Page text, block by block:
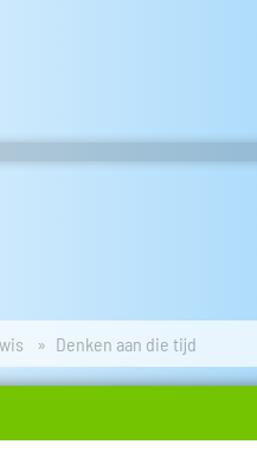
Denken aan die tijd